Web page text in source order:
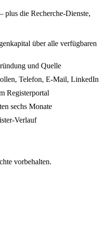
die Recherche-Dienste,
über alle verfügbaren
und Quelle
Telefon, E-Mail, LinkedIn
Registerportal
sechs Monate
Verlauf
vorbehalten.